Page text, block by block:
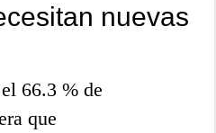
nuevas
66.3 % de
que